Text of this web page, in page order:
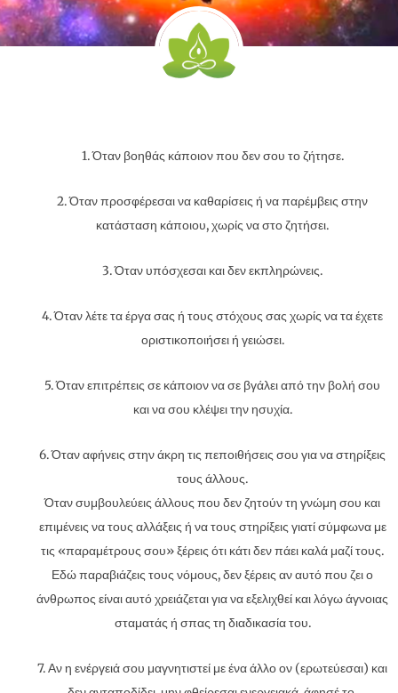
1. Όταν βοηθάς κάποιον που δεν σου το ζήτησε.
2. Όταν προσφέρεσαι να καθαρίσεις ή να παρέμβεις στην
κατάσταση κάποιου, χωρίς να στο ζητήσει.
3. Όταν υπόσχεσαι και δεν εκπληρώνεις.
4. Όταν λέτε τα έργα σας ή τους στόχους σας χωρίς να τα έχετε
οριστικοποιήσει ή γειώσει.
5. Όταν επιτρέπεις σε κάποιον να σε βγάλει από την βολή σου
και να σου κλέψει την ησυχία.
6. Όταν αφήνεις στην άκρη τις πεποιθήσεις σου για να στηρίξεις
τους άλλους.
Όταν συμβουλεύεις άλλους που δεν ζητούν τη γνώμη σου και
επιμένεις να τους αλλάξεις ή να τους στηρίξεις γιατί σύμφωνα με
τις «παραμέτρους σου» ξέρεις ότι κάτι δεν πάει καλά μαζί τους.
Εδώ παραβιάζεις τους νόμους, δεν ξέρεις αν αυτό που ζει ο
άνθρωπος είναι αυτό χρειάζεται για να εξελιχθεί και λόγω άγνοιας
σταματάς ή σπας τη διαδικασία του.
7. Αν η ενέργειά σου μαγνητιστεί με ένα άλλο ον (ερωτεύεσαι) και